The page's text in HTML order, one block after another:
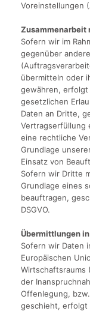
Voreinstellungen
Zusammenarbeit
Sofern wir im
gegenüber
übermitteln oder
gewähren, erfolgt
gesetzlichen
Daten an Dritte,
Vertragserfüllung
eine rechtliche
Grundlage
Einsatz von
Sofern wir Dritte
Grundlage eines
beauftragen,
DSGVO.
Übermittlungen
Sofern wir Daten
Europäischen
Wirtschaftsraums
der
Offenlegung,
geschieht, erfolgt